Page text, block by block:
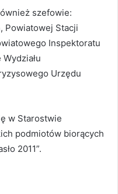
szefowie:
Powiatowej Stacji
Inspektoratu
Urzędu
w Starostwie
podmiotów biorących
2011”.